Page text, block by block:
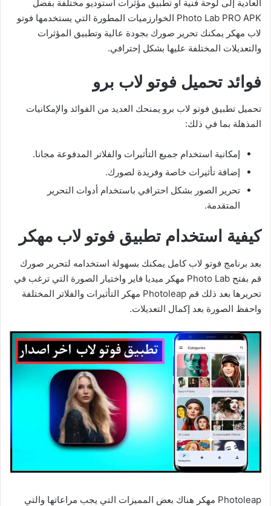
العادية إلى لوحة فنية أو تطبيق مؤثرات استوديو مختلفة بفضل
Photo Lab PRO APK الخوارزميات المطورة التي يستخدمها فوتو
لاب مهكر يمكنك تحرير صورك بجودة عالية وتطبيق المؤثرات
والتعديلات المختلفة عليها بشكل إحترافي.
فوائد تحميل فوتو لاب برو
تحميل تطبيق فوتو لاب برو يمنحك العديد من الفوائد والإمكانيات
المذهلة بما في ذلك:
إمكانية استخدام جميع التأثيرات والفلاتر المدفوعة مجانا.
إضافة تأثيرات خاصة وفريدة لصورك.
تحرير الصور بشكل احترافي باستخدام أدوات التحرير
المتقدمة.
كيفية استخدام تطبيق فوتو لاب مهكر
بعد برنامج فوتو لاب كامل يمكنك بسهولة استخدامه لتحرير صورك
قم بفتح Photo Lab مهكر ميديا فاير واختيار الصورة التي ترغب في
تحريرها بعد ذلك قم Photoleap مهكر التأثيرات والفلاتر المختلفة
واحفظ الصورة بعد إكمال التعديلات.
Photoleap مهكر هناك بعض المميزات التي يجب مراعاتها والتي